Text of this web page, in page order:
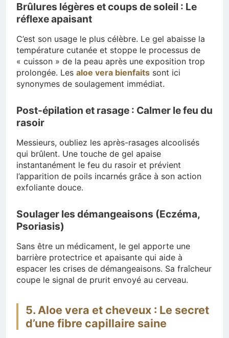
Brûlures légères et coups de soleil : Le
réflexe apaisant
C’est son usage le plus célèbre. Le gel abaisse la
température cutanée et stoppe le processus de
« cuisson » de la peau après une exposition trop
prolongée. Les aloe vera bienfaits sont ici
synonymes de soulagement immédiat.
Post-épilation et rasage : Calmer le feu du
rasoir
Messieurs, oubliez les après-rasages alcoolisés
qui brûlent. Une touche de gel apaise
instantanément le feu du rasoir et prévient
l’apparition de poils incarnés grâce à son action
exfoliante douce.
Soulager les démangeaisons (Eczéma,
Psoriasis)
Sans être un médicament, le gel apporte une
barrière protectrice et apaisante qui aide à
espacer les crises de démangeaisons. Sa fraîcheur
coupe le signal de prurit envoyé au cerveau.
5. Aloe vera et cheveux : Le secret
d’une fibre capillaire saine